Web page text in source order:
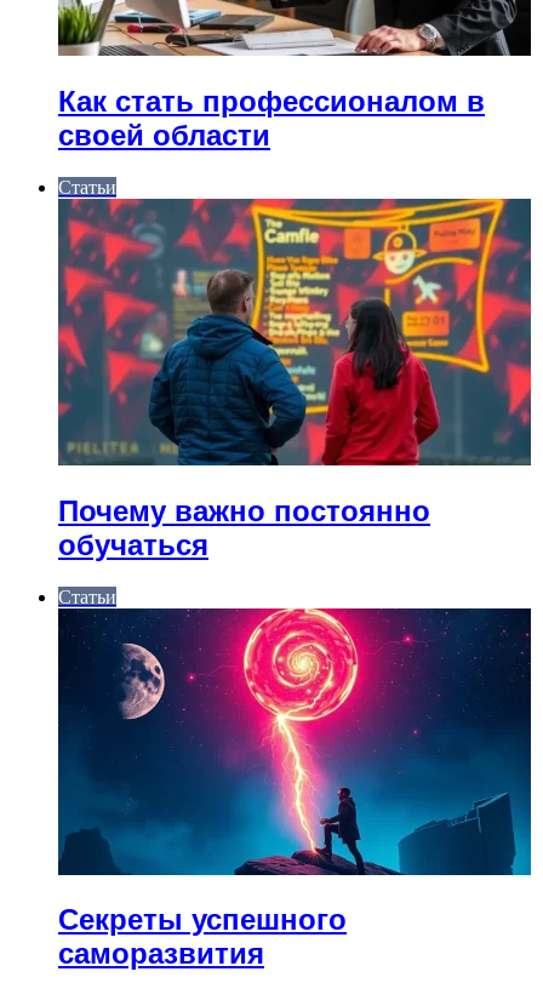
Как стать профессионалом в
своей области
Статьи
Почему важно постоянно
обучаться
Статьи
Секреты успешного
саморазвития